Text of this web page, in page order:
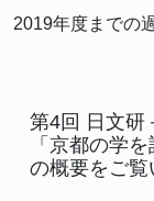
2019年度までの
第4回 日文研
「京都の学
の概要をご覧